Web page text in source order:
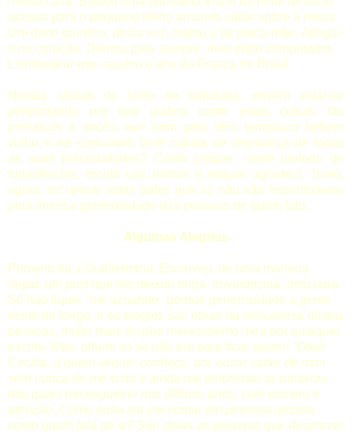
acesas para o pequeno felino amarelo saltar sobre a mesa.
Um dano químico, desta vez, matou a tal placa-mãe. Atingiu-
o no coração. Dormiu para sempre, meu ébrio computador.
L'ordinateur ivre saudou o ano da França no Brasil.
Nestas alturas do surto de taquilalia, devem estar-se
perguntando por que diabos conto estas coisas tão
prosaicas a vocês, que nem gato têm, tampouco bebem
vinho e até costumam fazer cópias de segurança de todas
as suas preciosidades? Conto porque, neste período de
turbulências, recebi uns mimos e sequer agradeci. Tento,
agora, recuperar estas gafes que só não são imperdoáveis
pela imensa generosidade das pessoas de quem falo.
Algumas Alegrias
Primeiro foi a Guilhermina. Escreveu, de uma maneira
ímpar, um post que me deixou boba, envaidecida, deliciada.
Só não fiquei "me achando" porque generosidade a gente
sente de longe, e os elogios são obras da delicadeza destas
pessoas, muito mais do que merecimento meu por qualquer
escrito. Mas, olhem só se não era para ficar assim: "Odiei
Cecília, a quem sequer conheço, por ousar saber de mim
sem nunca ter me visto e ainda me emprestar as palavras
das quais me esgueirei nos últimos anos, com esmero e
atenção. Como ousa ela me contar em primeira pessoa,
como quem fala de si? São delas as palavras que desprezei